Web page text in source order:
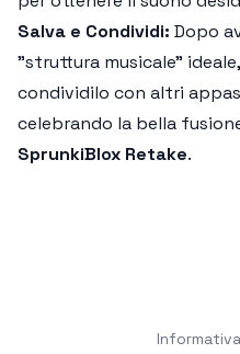
Salva e Condividi: Dopo
"struttura musicale"
condividilo con altri
celebrando la bella
SprunkiBlox Retake.